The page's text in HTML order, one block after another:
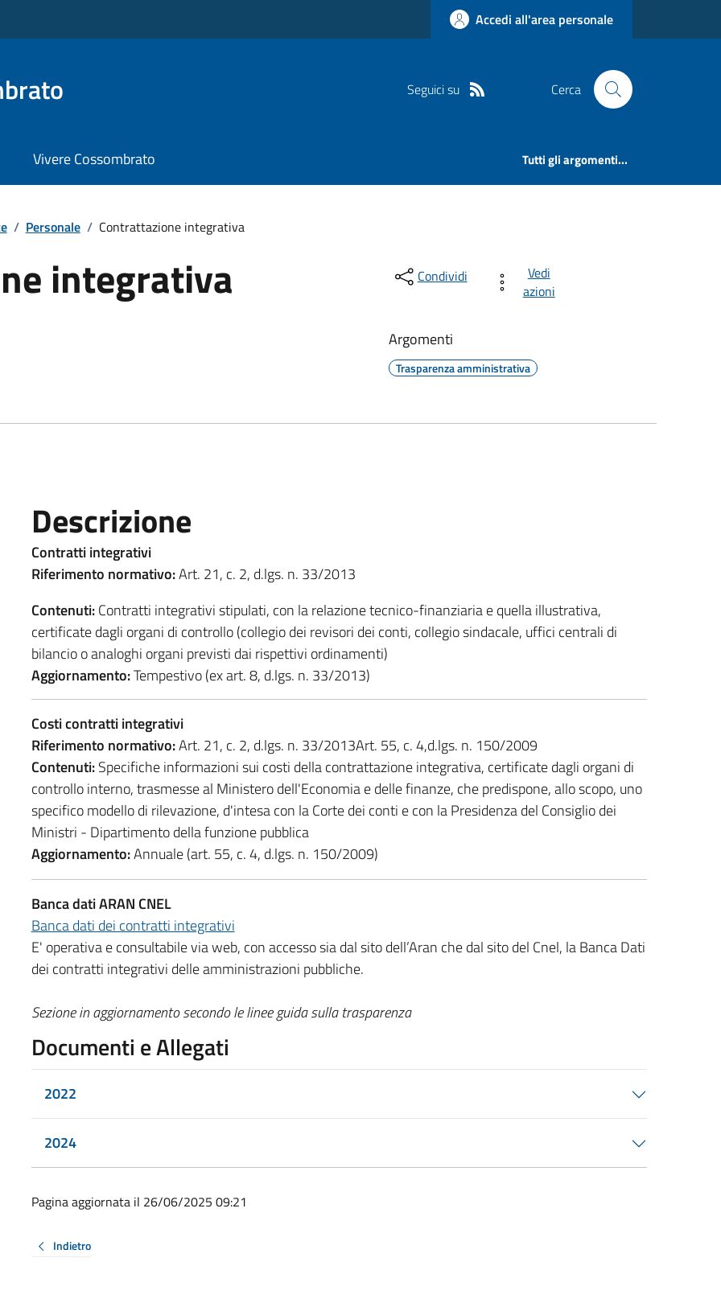
Accedi all'area personale
Seguici su Cerca
Vivere Cossombrato Tutti gli argomenti...
/ Personale / Contrattazione integrativa
integrativa Condividi
Vedi
azioni
Argomenti
Trasparenza amministrativa
Descrizione
Contratti integrativi
Riferimento normativo:Art. 21, c. 2, d.lgs. n. 33/2013
Contenuti:Contratti integrativi stipulati, con la relazione tecnico-finanziaria e quella illustrativa,
certificate dagli organi di controllo (collegio dei revisori dei conti, collegio sindacale, uffici centrali di
bilancio o analoghi organi previsti dai rispettivi ordinamenti)
Aggiornamento:Tempestivo (ex art. 8, d.lgs. n. 33/2013)
Costi contratti integrativi
Riferimento normativo:Art. 21, c. 2, d.lgs. n. 33/2013Art. 55, c. 4,d.lgs. n. 150/2009
Contenuti:Specifiche informazioni sui costi della contrattazione integrativa, certificate dagli organi di
controllo interno, trasmesse al Ministero dell'Economia e delle finanze, che predispone, allo scopo, uno
specifico modello di rilevazione, d'intesa con la Corte dei conti e con la Presidenza del Consiglio dei
Ministri - Dipartimento della funzione pubblica
Aggiornamento:Annuale (art. 55, c. 4, d.lgs. n. 150/2009)
Banca dati ARAN CNEL
Banca dati dei contratti integrativi
E' operativa e consultabile via web, con accesso sia dal sito dell’Aran che dal sito del Cnel, la Banca Dati
dei contratti integrativi delle amministrazioni pubbliche.
Sezione in aggiornamento secondo le linee guida sulla trasparenza
Documenti e Allegati
2022
2024
Pagina aggiornata il 26/06/2025 09:21
Indietro